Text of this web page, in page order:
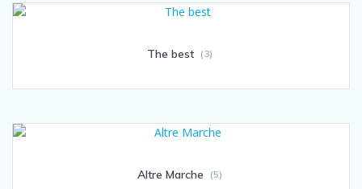
The best (3)
Altre Marche (5)